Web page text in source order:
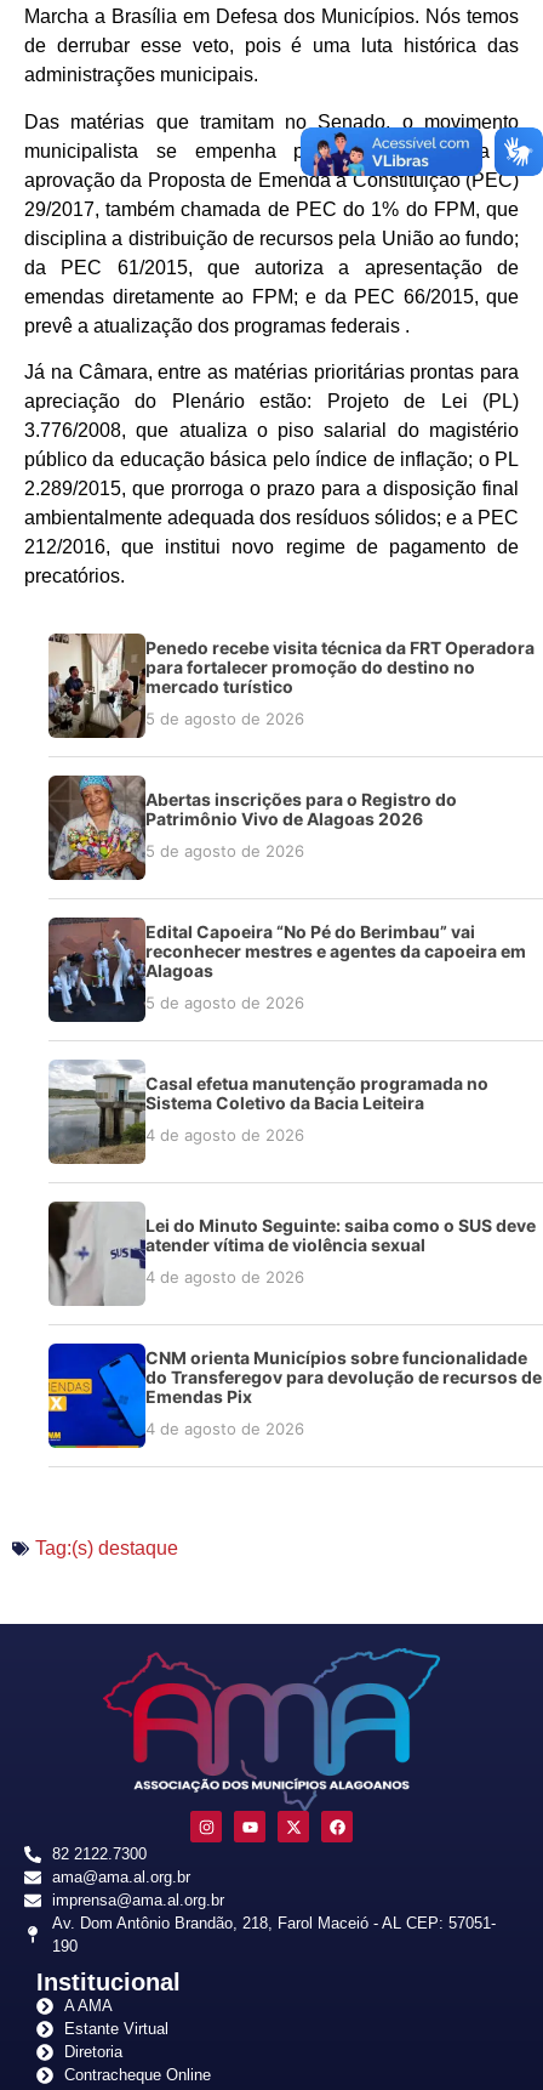
Marcha a Brasília em Defesa dos Municípios. Nós temos
de derrubar esse veto, pois é uma luta histórica das
administrações municipais.
Das matérias que tramitam no Senado, o movimento
municipalista se empenha primordialmente para a
aprovação da Proposta de Emenda à Constituição (PEC)
29/2017, também chamada de PEC do 1% do FPM, que
disciplina a distribuição de recursos pela União ao fundo;
da PEC 61/2015, que autoriza a apresentação de
emendas diretamente ao FPM; e da PEC 66/2015, que
prevê a atualização dos programas federais .
Já na Câmara, entre as matérias prioritárias prontas para
apreciação do Plenário estão: Projeto de Lei (PL)
3.776/2008, que atualiza o piso salarial do magistério
público da educação básica pelo índice de inflação; o PL
2.289/2015, que prorroga o prazo para a disposição final
ambientalmente adequada dos resíduos sólidos; e a PEC
212/2016, que institui novo regime de pagamento de
precatórios.
Penedo recebe visita técnica da FRT Operadora
para fortalecer promoção do destino no
mercado turístico
5 de agosto de 2026
Abertas inscrições para o Registro do
Patrimônio Vivo de Alagoas 2026
5 de agosto de 2026
Edital Capoeira “No Pé do Berimbau” vai
reconhecer mestres e agentes da capoeira em
Alagoas
5 de agosto de 2026
Casal efetua manutenção programada no
Sistema Coletivo da Bacia Leiteira
4 de agosto de 2026
Lei do Minuto Seguinte: saiba como o SUS deve
atender vítima de violência sexual
4 de agosto de 2026
CNM orienta Municípios sobre funcionalidade
do Transferegov para devolução de recursos de
Emendas Pix
4 de agosto de 2026
Tag:(s) destaque
82 2122.7300
ama@ama.al.org.br
imprensa@ama.al.org.br
Av. Dom Antônio Brandão, 218, Farol Maceió - AL CEP: 57051-
190
Institucional
A AMA
Estante Virtual
Diretoria
Contracheque Online